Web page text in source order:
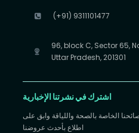
(+91) 9311101477
96, block C, Sector 65,
Uttar Pradesh, 201301
اشترك في نشرتنا الإخبارية
الخاصة بالصحة واللياقة وابق على
اطلاع بأحدث عروضنا